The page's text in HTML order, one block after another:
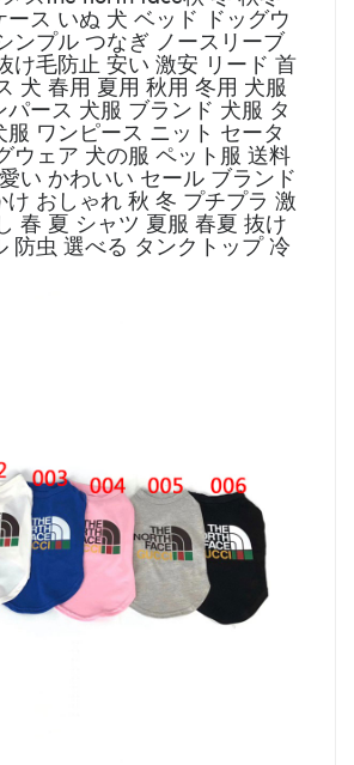
ース いぬ 犬 ベッド ドッグウ
ンプル つなぎ ノースリーブ
け毛防止 安い 激安 リード 首
犬 春用 夏用 秋用 冬用 犬服
パース 犬服 ブランド 犬服 タ
服 ワンピース ニット セータ
ウェア 犬の服 ペット服 送料
い かわいい セール ブランド
け おしゃれ 秋 冬 プチプラ 激
春 夏 シャツ 夏服 春夏 抜け
防虫 選べる タンクトップ 冷